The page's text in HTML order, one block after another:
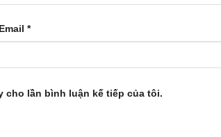
Email *
cho lần bình luận kế tiếp của tôi.